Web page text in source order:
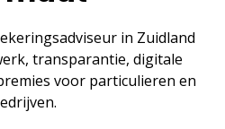
in Zuidland
transparantie, digitale
voor particulieren en